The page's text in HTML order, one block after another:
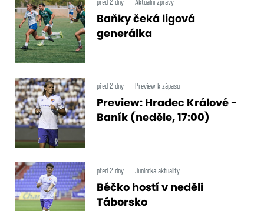
Baňky čeká ligová
generálka
před 2 dny Preview k zápasu
Preview: Hradec Králové -
Baník (neděle, 17:00)
před 2 dny Juniorka aktuality
Béčko hostí v neděli
Táborsko